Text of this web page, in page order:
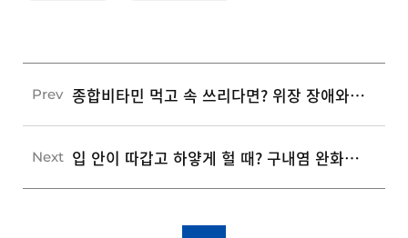
Prev 종합비타민 먹고 속 쓰리다면? 위장 장애와 과다 섭취를 피하는 4가지 안전 복용법
Next 입 안이 따갑고 하얗게 헐 때? 구내염 완화를 돕는 3가지 구강 관리법